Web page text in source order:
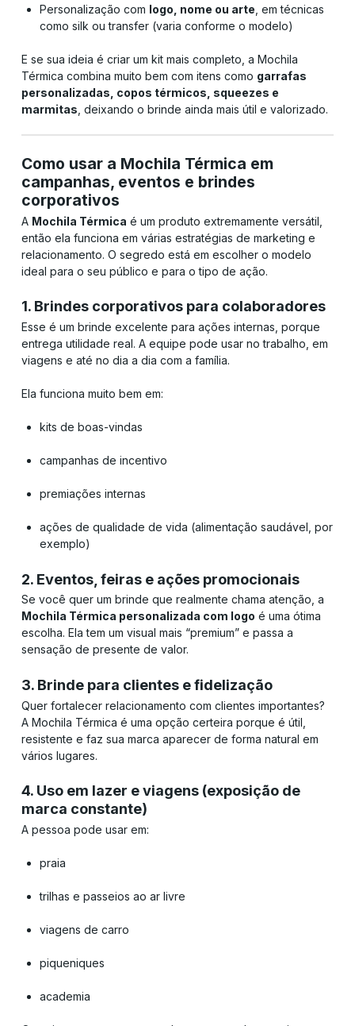
Personalização com logo, nome ou arte , em técnicas
como silk ou transfer (varia conforme o modelo)
E se sua ideia é criar um kit mais completo, a Mochila
Térmica combina muito bem com itens como garrafas
personalizadas, copos térmicos, squeezes e
marmitas , deixando o brinde ainda mais útil e valorizado.
Como usar a Mochila Térmica em
campanhas, eventos e brindes
corporativos
A Mochila Térmica é um produto extremamente versátil,
então ela funciona em várias estratégias de marketing e
relacionamento. O segredo está em escolher o modelo
ideal para o seu público e para o tipo de ação.
1. Brindes corporativos para colaboradores
Esse é um brinde excelente para ações internas, porque
entrega utilidade real. A equipe pode usar no trabalho, em
viagens e até no dia a dia com a família.
Ela funciona muito bem em:
kits de boas-vindas
campanhas de incentivo
premiações internas
ações de qualidade de vida (alimentação saudável, por
exemplo)
2. Eventos, feiras e ações promocionais
Se você quer um brinde que realmente chama atenção, a
Mochila Térmica personalizada com logo é uma ótima
escolha. Ela tem um visual mais “premium” e passa a
sensação de presente de valor.
3. Brinde para clientes e fidelização
Quer fortalecer relacionamento com clientes importantes?
A Mochila Térmica é uma opção certeira porque é útil,
resistente e faz sua marca aparecer de forma natural em
vários lugares.
4. Uso em lazer e viagens (exposição de
marca constante)
A pessoa pode usar em:
praia
trilhas e passeios ao ar livre
viagens de carro
piqueniques
academia